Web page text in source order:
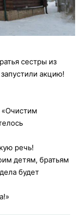
сестры из
акцию!
«Очистим
речь!
детям, братьям
будет